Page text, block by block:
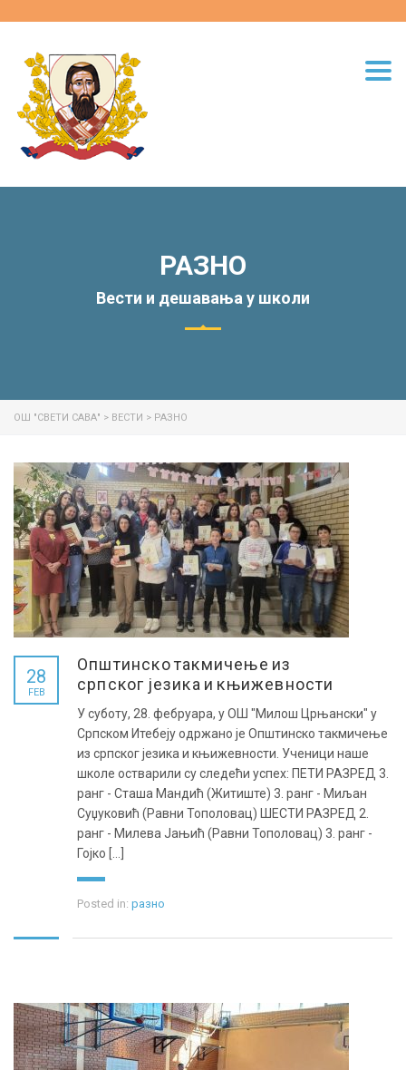
РАЗНО
Вести и дешавања у школи
ОШ "СВЕТИ САВА" > ВЕСТИ > РАЗНО
28
FEB
Општинско такмичење из
српског језика и књижевности
У суботу, 28. фебруара, у ОШ "Милош Црњански" у
Српском Итебеју одржано је Општинско такмичење
из српског језика и књижевности. Ученици наше
школе остварили су следећи успех: ПЕТИ РАЗРЕД 3.
ранг - Сташа Мандић (Житиште) 3. ранг - Миљан
Суџуковић (Равни Тополовац) ШЕСТИ РАЗРЕД 2.
ранг - Милева Јањић (Равни Тополовац) 3. ранг -
Гојко [...]
Posted in: разно